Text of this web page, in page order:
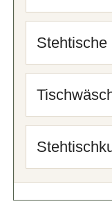
Stehtische